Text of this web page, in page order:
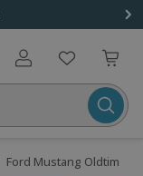
Benutzerkonto
Ford Mustang Oldtimer